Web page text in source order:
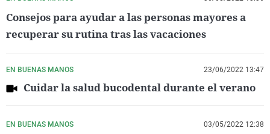
Consejos para ayudar a las personas mayores a
recuperar su rutina tras las vacaciones
EN BUENAS MANOS 23/06/2022 13:47
Cuidar la salud bucodental durante el verano
EN BUENAS MANOS 03/05/2022 12:38